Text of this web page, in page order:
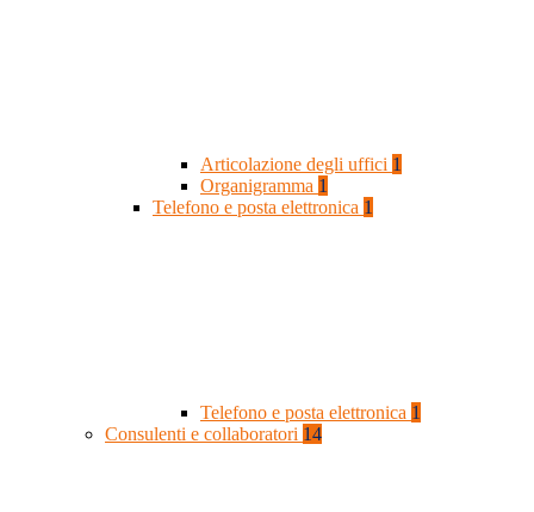
Articolazione degli uffici 1
Organigramma 1
Telefono e posta elettronica 1
Telefono e posta elettronica 1
Consulenti e collaboratori 14